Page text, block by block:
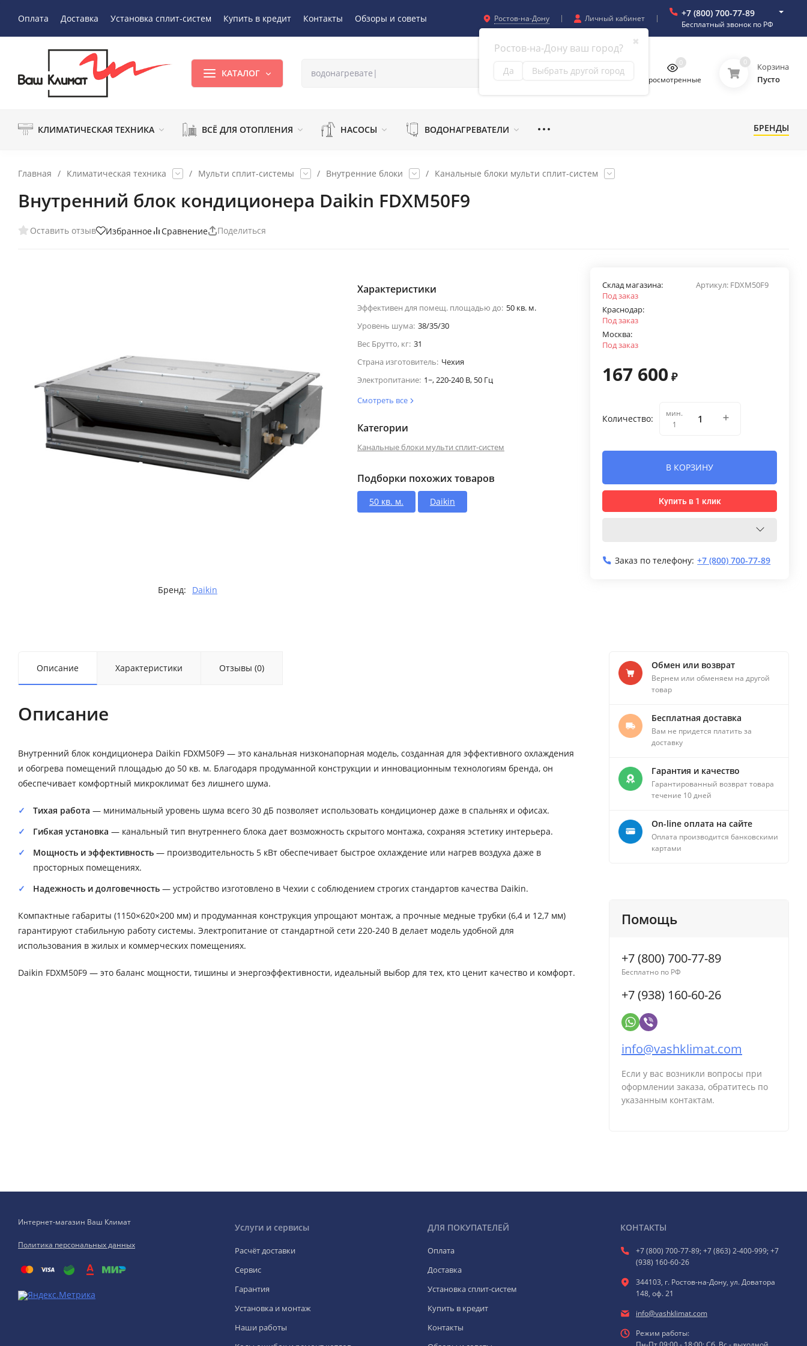
Оплата Доставка Установка сплит-систем Купить в кредит Контакты Обзоры и советы Ростов-на-Дону
✖
Ростов-на-Дону ваш город?
Да Выбрать другой город
Личный кабинет +7 (800) 700-77-89
Бесплатный звонок по РФ
КАТАЛОГ
Просмотренные
0 0
Корзина
Пусто
КЛИМАТИЧЕСКАЯ ТЕХНИКА ВСЁ ДЛЯ ОТОПЛЕНИЯ НАСОСЫ ВОДОНАГРЕВАТЕЛИ БРЕНДЫ
Главная / Климатическая техника / Мульти сплит-системы / Внутренние блоки / Канальные блоки мульти сплит-систем
Внутренний блок кондиционера Daikin FDXM50F9
Оставить отзыв Избранное Сравнение Поделиться
Бренд: Daikin
Характеристики
Эффективен для помещ. площадью до: 50 кв. м.
Уровень шума: 38/35/30
Вес Брутто, кг: 31
Страна изготовитель: Чехия
Электропитание: 1~, 220-240 В, 50 Гц
Смотреть все
Категории
Канальные блоки мульти сплит-систем
Подборки похожих товаров
50 кв. м. Daikin
Артикул: FDXM50F9
Склад магазина:
Под заказ
Краснодар:
Под заказ
Москва:
Под заказ
167 600 ₽
Количество:
мин.
1
В КОРЗИНУ
Купить в 1 клик
Заказ по телефону: +7 (800) 700-77-89
Описание Характеристики Отзывы (0)
Описание
Внутренний блок кондиционера Daikin FDXM50F9 — это канальная низконапорная модель, созданная для эффективного охлаждения
и обогрева помещений площадью до 50 кв. м. Благодаря продуманной конструкции и инновационным технологиям бренда, он
обеспечивает комфортный микроклимат без лишнего шума.
Тихая работа — минимальный уровень шума всего 30 дБ позволяет использовать кондиционер даже в спальнях и офисах.
Гибкая установка — канальный тип внутреннего блока дает возможность скрытого монтажа, сохраняя эстетику интерьера.
Мощность и эффективность — производительность 5 кВт обеспечивает быстрое охлаждение или нагрев воздуха даже в
просторных помещениях.
Надежность и долговечность — устройство изготовлено в Чехии с соблюдением строгих стандартов качества Daikin.
Компактные габариты (1150×620×200 мм) и продуманная конструкция упрощают монтаж, а прочные медные трубки (6,4 и 12,7 мм)
гарантируют стабильную работу системы. Электропитание от стандартной сети 220-240 В делает модель удобной для
использования в жилых и коммерческих помещениях.
Daikin FDXM50F9 — это баланс мощности, тишины и энергоэффективности, идеальный выбор для тех, кто ценит качество и комфорт.
Обмен или возврат
Вернем или обменяем на другой
товар
Бесплатная доставка
Вам не придется платить за
доставку
Гарантия и качество
Гарантированный возврат товара
течение 10 дней
On-line оплата на сайте
Оплата производится банковскими
картами
Помощь
+7 (800) 700-77-89
Бесплатно по РФ
+7 (938) 160-60-26
info@vashklimat.com
Если у вас возникли вопросы при
оформлении заказа, обратитесь по
указанным контактам.
Интернет-магазин Ваш Климат
Политика персональных данных
Услуги и сервисы
Расчёт доставки
Сервис
Гарантия
Установка и монтаж
Наши работы
ДЛЯ ПОКУПАТЕЛЕЙ
Оплата
Доставка
Установка сплит-систем
Купить в кредит
Контакты
КОНТАКТЫ
+7 (800) 700-77-89; +7 (863) 2-400-999; +7
(938) 160-60-26
344103, г. Ростов-на-Дону, ул. Доватора
148, оф. 21
info@vashklimat.com
Режим работы: